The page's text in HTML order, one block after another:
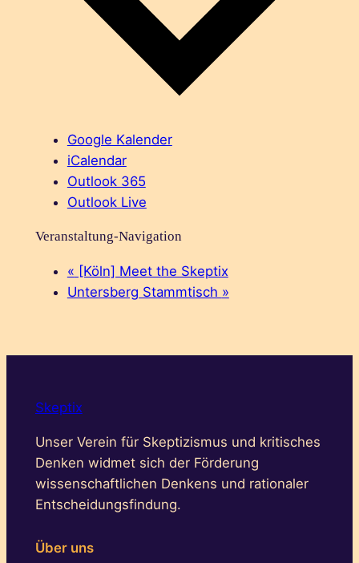
Google Kalender
iCalendar
Outlook 365
Outlook Live
Veranstaltung-Navigation
« [Köln] Meet the Skeptix
Untersberg Stammtisch »
Skeptix
Unser Verein für Skeptizismus und kritisches
Denken widmet sich der Förderung
wissenschaftlichen Denkens und rationaler
Entscheidungsfindung.
Über uns